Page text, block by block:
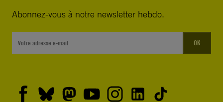
Abonnez-vous à notre newsletter hebdo.
OK